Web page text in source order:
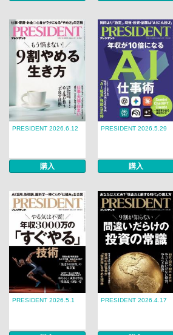
PRESIDENT 2026.6.12
購入
PRESIDENT 2026.5.29
購入
PRESIDENT 2026.5.1 PRESIDENT 2026.4.17